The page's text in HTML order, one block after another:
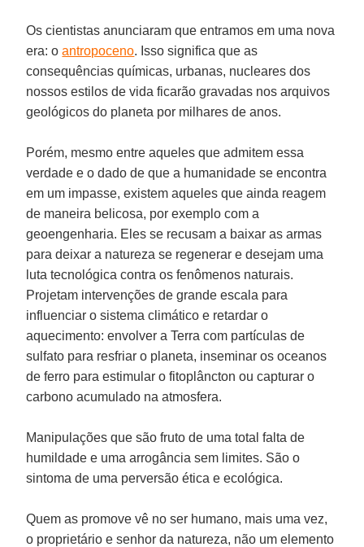
Os cientistas anunciaram que entramos em uma nova
era: oantropoceno. Isso significa que as
consequências químicas, urbanas, nucleares dos
nossos estilos de vida ficarão gravadas nos arquivos
geológicos do planeta por milhares de anos.
Porém, mesmo entre aqueles que admitem essa
verdade e o dado de que a humanidade se encontra
em um impasse, existem aqueles que ainda reagem
de maneira belicosa, por exemplo com a
geoengenharia. Eles se recusam a baixar as armas
para deixar a natureza se regenerar e desejam uma
luta tecnológica contra os fenômenos naturais.
Projetam intervenções de grande escala para
influenciar o sistema climático e retardar o
aquecimento: envolver a Terra com partículas de
sulfato para resfriar o planeta, inseminar os oceanos
de ferro para estimular o fitoplâncton ou capturar o
carbono acumulado na atmosfera.
Manipulações que são fruto de uma total falta de
humildade e uma arrogância sem limites. São o
sintoma de uma perversão ética e ecológica.
Quem as promove vê no ser humano, mais uma vez,
o proprietário e senhor da natureza, não um elemento